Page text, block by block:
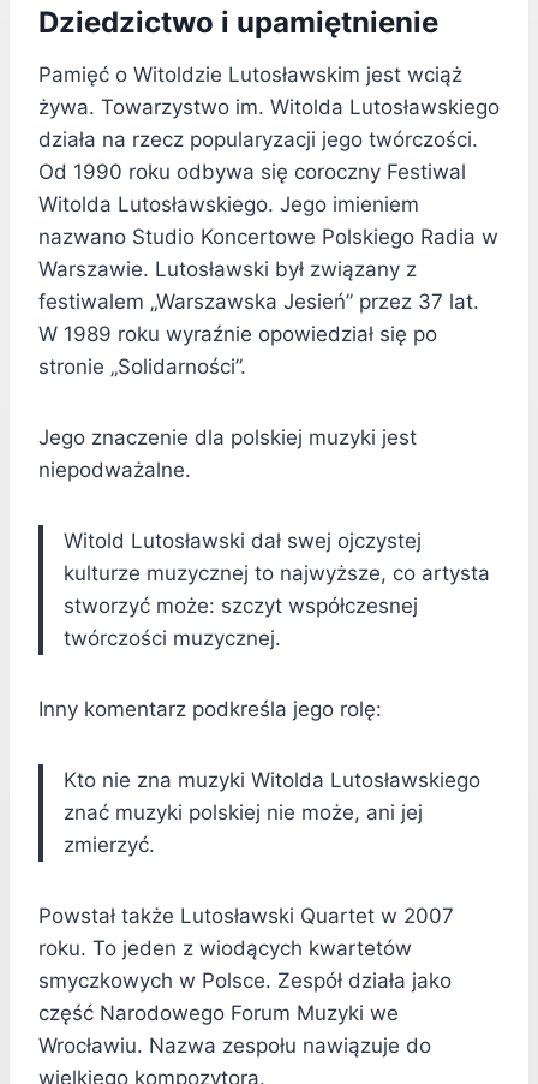
Dziedzictwo i upamiętnienie
Pamięć o Witoldzie Lutosławskim jest wciąż
żywa. Towarzystwo im. Witolda Lutosławskiego
działa na rzecz popularyzacji jego twórczości.
Od 1990 roku odbywa się coroczny Festiwal
Witolda Lutosławskiego. Jego imieniem
nazwano Studio Koncertowe Polskiego Radia w
Warszawie. Lutosławski był związany z
festiwalem „Warszawska Jesień” przez 37 lat.
W 1989 roku wyraźnie opowiedział się po
stronie „Solidarności”.
Jego znaczenie dla polskiej muzyki jest
niepodważalne.
Witold Lutosławski dał swej ojczystej
kulturze muzycznej to najwyższe, co artysta
stworzyć może: szczyt współczesnej
twórczości muzycznej.
Inny komentarz podkreśla jego rolę:
Kto nie zna muzyki Witolda Lutosławskiego
znać muzyki polskiej nie może, ani jej
zmierzyć.
Powstał także Lutosławski Quartet w 2007
roku. To jeden z wiodących kwartetów
smyczkowych w Polsce. Zespół działa jako
część Narodowego Forum Muzyki we
Wrocławiu. Nazwa zespołu nawiązuje do
wielkiego kompozytora.